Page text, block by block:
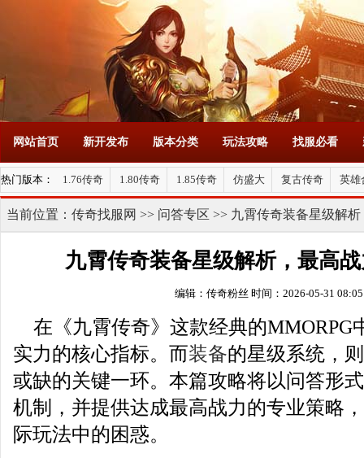
网站首页 新开发布 版本分类 玩法攻略 找服必看
热门版本： 1.76传奇 1.80传奇 1.85传奇 仿盛大 复古传奇 英雄
当前位置： 传奇找服网 >> 问答专区 >> 九霄传奇装备星级解
九霄传奇装备星级解析，最高
编辑：传奇粉丝 时间：2026-05-31
在《九霄传奇》这款经典的MMORPG
实力的核心指标。而装备的星级系统，
或缺的关键一环。本篇攻略将以问答形
机制，并提供达成最高战力的专业策略
际玩法中的困惑。